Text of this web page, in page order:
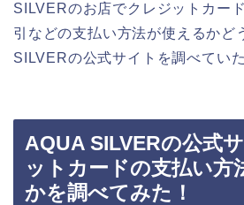
SILVERのお店でクレジットカー
引などの支払い方法が使えるかど
SILVERの公式サイトを調べてい
AQUA SILVERの公式
ットカードの支払い方
かを調べてみた！